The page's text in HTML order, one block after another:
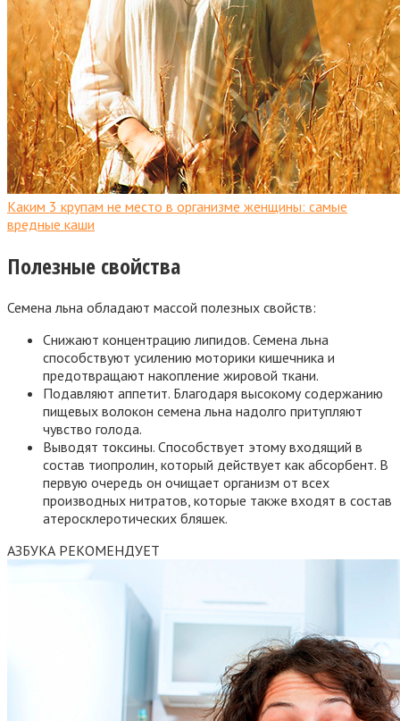
Каким 3 крупам не место в организме женщины: самые
вредные каши
Полезные свойства
Семена льна обладают массой полезных свойств:
Снижают концентрацию липидов. Семена льна
способствуют усилению моторики кишечника и
предотвращают накопление жировой ткани.
Подавляют аппетит. Благодаря высокому содержанию
пищевых волокон семена льна надолго притупляют
чувство голода.
Выводят токсины. Способствует этому входящий в
состав тиопролин, который действует как абсорбент. В
первую очередь он очищает организм от всех
производных нитратов, которые также входят в состав
атеросклеротических бляшек.
АЗБУКА РЕКОМЕНДУЕТ